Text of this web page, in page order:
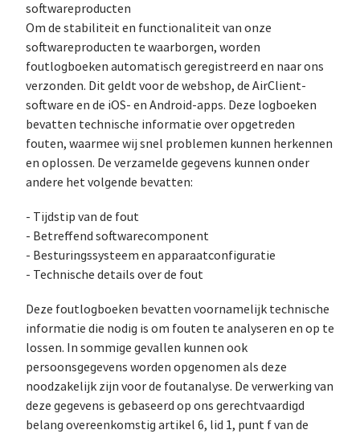
softwareproducten
Om de stabiliteit en functionaliteit van onze
softwareproducten te waarborgen, worden
foutlogboeken automatisch geregistreerd en naar ons
verzonden. Dit geldt voor de webshop, de AirClient-
software en de iOS- en Android-apps. Deze logboeken
bevatten technische informatie over opgetreden
fouten, waarmee wij snel problemen kunnen herkennen
en oplossen. De verzamelde gegevens kunnen onder
andere het volgende bevatten:
- Tijdstip van de fout
- Betreffend softwarecomponent
- Besturingssysteem en apparaatconfiguratie
- Technische details over de fout
Deze foutlogboeken bevatten voornamelijk technische
informatie die nodig is om fouten te analyseren en op te
lossen. In sommige gevallen kunnen ook
persoonsgegevens worden opgenomen als deze
noodzakelijk zijn voor de foutanalyse. De verwerking van
deze gegevens is gebaseerd op ons gerechtvaardigd
belang overeenkomstig artikel 6, lid 1, punt f van de